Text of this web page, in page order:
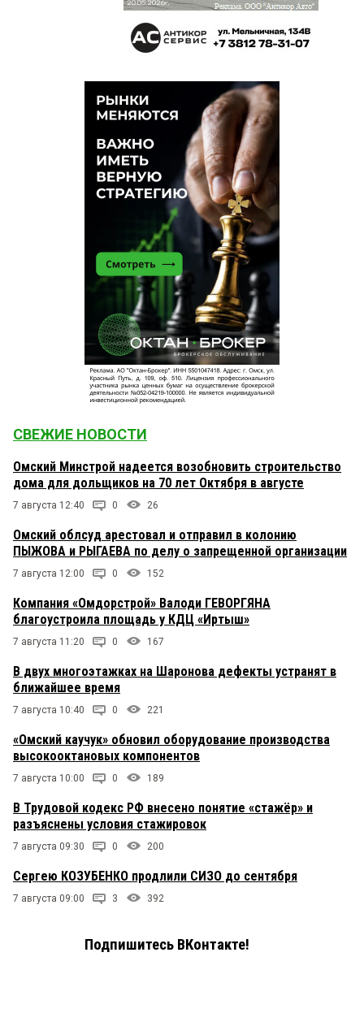
СВЕЖИЕ НОВОСТИ
Омский Минстрой надеется возобновить строительство
дома для дольщиков на 70 лет Октября в августе
7 августа 12:40 0 26
Омский облсуд арестовал и отправил в колонию
ПЫЖОВА и РЫГАЕВА по делу о запрещенной организации
7 августа 12:00 0 152
Компания «Омдорстрой» Валоди ГЕВОРГЯНА
благоустроила площадь у КДЦ «Иртыш»
7 августа 11:20 0 167
В двух многоэтажках на Шаронова дефекты устранят в
ближайшее время
7 августа 10:40 0 221
«Омский каучук» обновил оборудование производства
высокооктановых компонентов
7 августа 10:00 0 189
В Трудовой кодекс РФ внесено понятие «стажёр» и
разъяснены условия стажировок
7 августа 09:30 0 200
Сергею КОЗУБЕНКО продлили СИЗО до сентября
7 августа 09:00 3 392
Подпишитесь ВКонтакте!